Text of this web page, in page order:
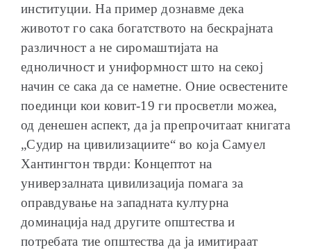
институции. На пример дознавме дека
животот го сака богатството на бескрајната
различност а не сиромаштијата на
едноличност и униформност што на секој
начин се сака да се наметне. Оние освестените
поединци кои ковит-19 ги просветли можеа,
од денешен аспект, да ја препрочитаат книгата
„Судир на цивилизациите“ во која Самуел
Хантингтон тврди: Концептот на
универзалната цивилизација помага за
оправдување на западната културна
доминација над другите општества и
потребата тие општества да ја имитираат